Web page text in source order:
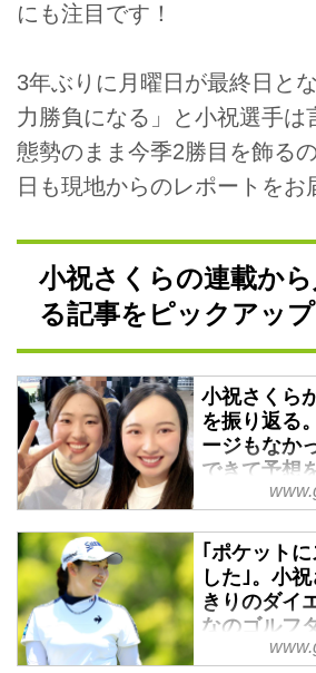
にも注目です！
3年ぶりに月曜日が最終日と
力勝負になる」と小祝選手は
態勢のまま今季2勝目を飾る
日も現地からのレポートをお
小祝さくらの連載か
る記事をピックアッ
小祝さくら
を振り返る
ージもなか
できて予想
います｣ -
女子ツアー黄
て天然キャラ
ら。そのゴル
ッセイ。第38
モチベーシ
｢ポケット
した｣。小
きりのダイ
なのゴルフ
女子ツアー黄